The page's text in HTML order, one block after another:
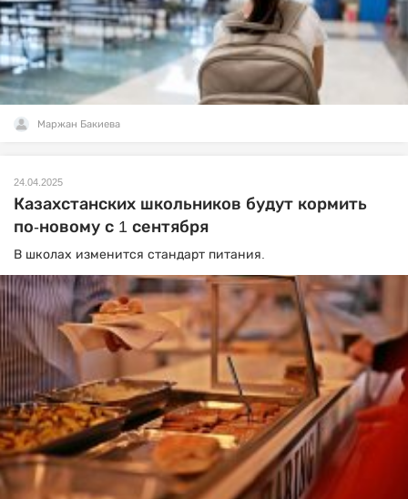
Маржан Бакиева
24.04.2025
Казахстанских школьников будут кормить
по-новому с 1 сентября
В школах изменится стандарт питания.